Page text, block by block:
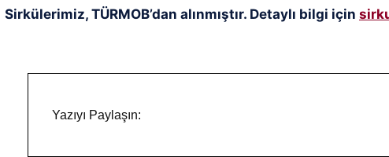
Sirkülerimiz, TÜRMOB’dan alınmıştır. Detaylı bilgi için
Yazıyı Paylaşın: